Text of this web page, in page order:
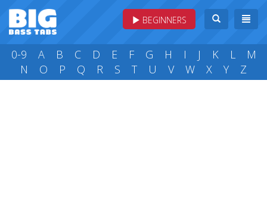
BEGINNERS
0-9 A B C D E F G H I J K L
M
N
O P Q R S T U V W X Y Z